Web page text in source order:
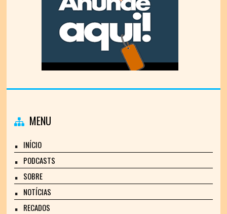
MENU
INÍCIO
PODCASTS
SOBRE
NOTÍCIAS
RECADOS